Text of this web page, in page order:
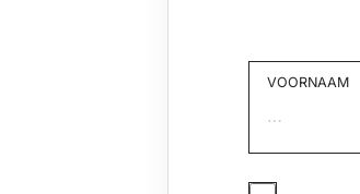
VOORNAAM
JA,